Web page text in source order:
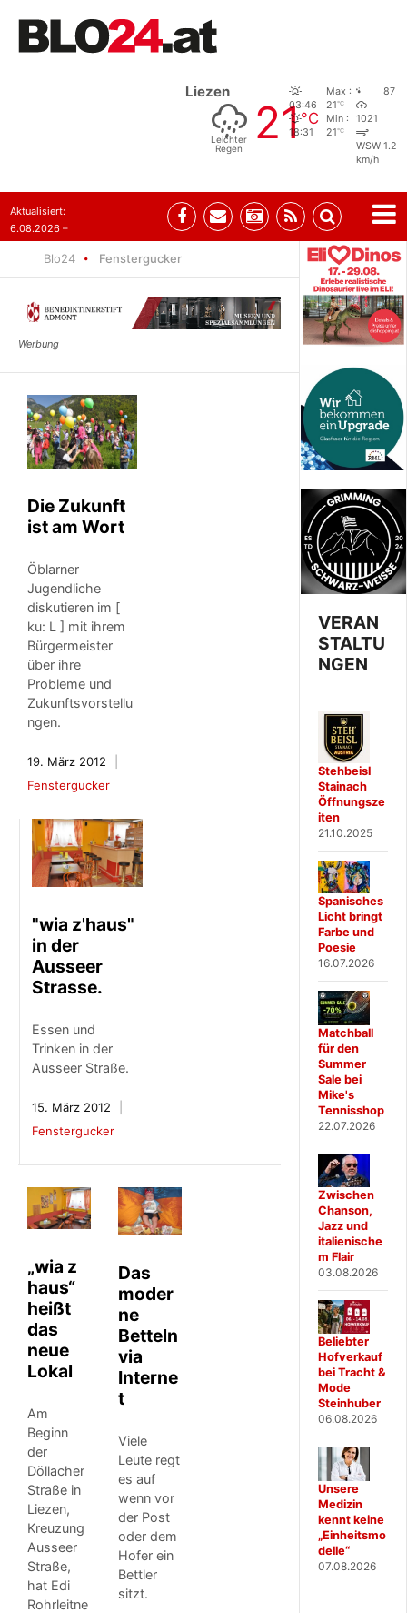
Liezen
Leichter
Regen
21°C
03:46
18:31
Max :
21°C
Min :
21°C
87
1021
WSW 1.2
km/h
Aktualisiert:
6.08.2026 –
Blo24 Fenstergucker
Die Zukunft
ist am Wort
Öblarner
Jugendliche
diskutieren im [
ku: L ] mit ihrem
Bürgermeister
über ihre
Probleme und
Zukunftsvorstellu
ngen.
19. März 2012
Fenstergucker
"wia z'haus"
in der
Ausseer
Strasse.
Essen und
Trinken in der
Ausseer Straße.
15. März 2012
Fenstergucker
„wia z
haus“
heißt
das
neue
Lokal
Am
Beginn
der
Döllacher
Straße in
Liezen,
Kreuzung
Ausseer
Straße,
hat Edi
Rohrleitne
Das
moder
ne
Betteln
via
Interne
t
Viele
Leute regt
es auf
wenn vor
der Post
oder dem
Hofer ein
Bettler
sitzt.
VERAN
STALTU
NGEN
Stehbeisl
Stainach
Öffnungsze
iten
21.10.2025
Spanisches
Licht bringt
Farbe und
Poesie
16.07.2026
Matchball
für den
Summer
Sale bei
Mike's
Tennisshop
22.07.2026
Zwischen
Chanson,
Jazz und
italienische
m Flair
03.08.2026
Beliebter
Hofverkauf
bei Tracht &
Mode
Steinhuber
06.08.2026
Unsere
Medizin
kennt keine
„Einheitsmo
delle“
07.08.2026